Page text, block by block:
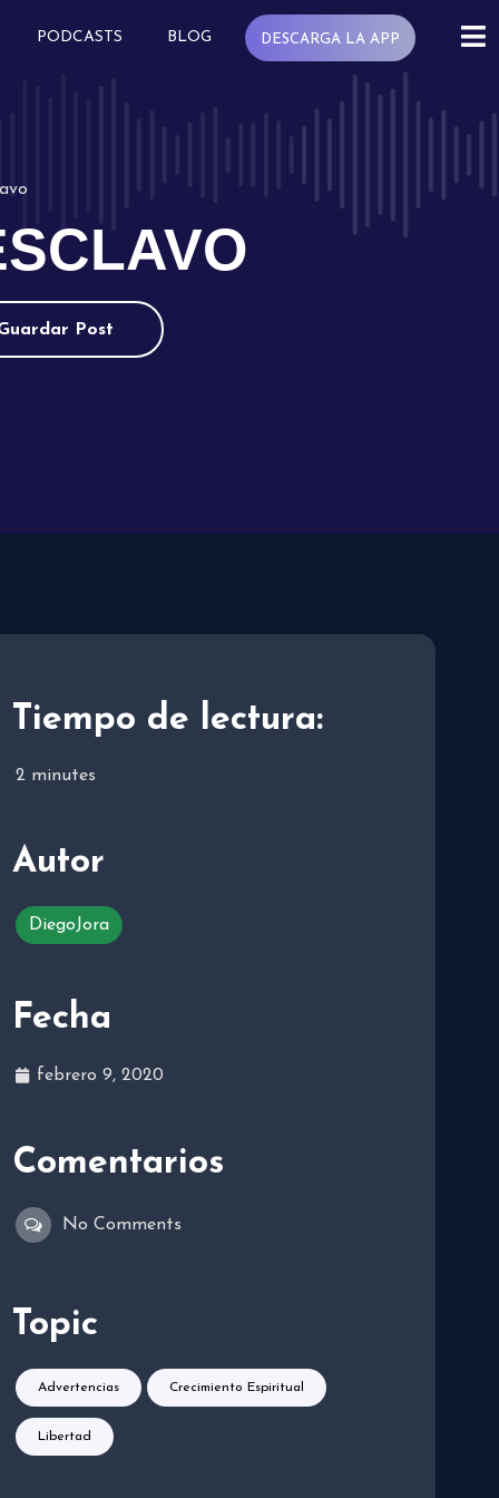
PODCASTS BLOG DESCARGA LA APP
Post
Tiempo de lectura:
2 minutes
Autor
DiegoJora
Fecha
febrero 9, 2020
Comentarios
No Comments
Topic
Advertencias Crecimiento Espiritual
Libertad